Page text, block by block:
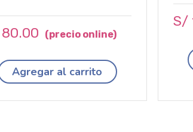
80.00
Agregar al carrito
S/